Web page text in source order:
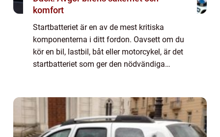
komfort
Startbatteriet är en av de mest kritiska
komponenterna i ditt fordon. Oavsett om du
kör en bil, lastbil, båt eller motorcykel, är det
startbatteriet som ger den nödvändiga